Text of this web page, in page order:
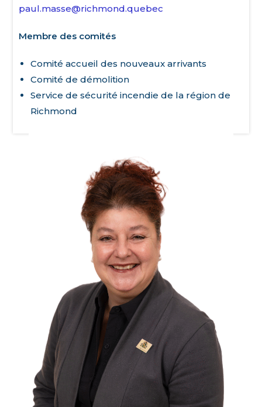
paul.masse@richmond.quebec
Membre des comités
Comité accueil des nouveaux arrivants
Comité de démolition
Service de sécurité incendie de la région de
Richmond